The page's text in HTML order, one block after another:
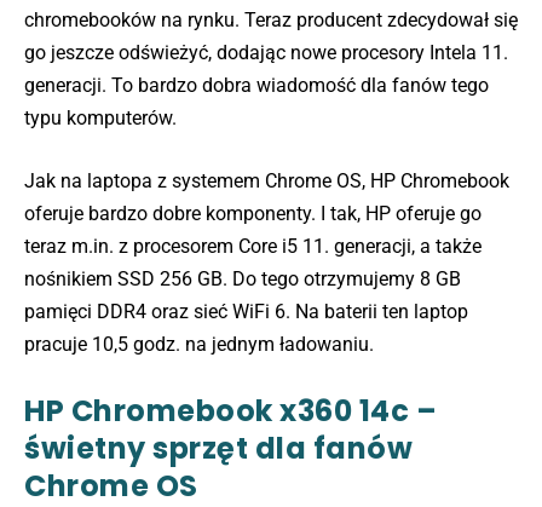
chromebooków na rynku. Teraz producent zdecydował się
go jeszcze odświeżyć, dodając nowe procesory Intela 11.
generacji. To bardzo dobra wiadomość dla fanów tego
typu komputerów.
Jak na laptopa z systemem Chrome OS, HP Chromebook
oferuje bardzo dobre komponenty. I tak, HP oferuje go
teraz m.in. z procesorem Core i5 11. generacji, a także
nośnikiem SSD 256 GB. Do tego otrzymujemy 8 GB
pamięci DDR4 oraz sieć WiFi 6. Na baterii ten laptop
pracuje 10,5 godz. na jednym ładowaniu.
HP Chromebook x360 14c –
świetny sprzęt dla fanów
Chrome OS